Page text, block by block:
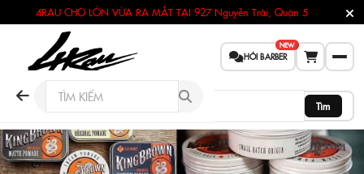
4RAU CHỢ LỚN VỪA RA MẮT TẠI 927 Nguyễn Trãi, Quận 5
HỎI BARBER
NEW
Tìm